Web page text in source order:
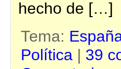
hecho de […]
Tema:
Política| 39